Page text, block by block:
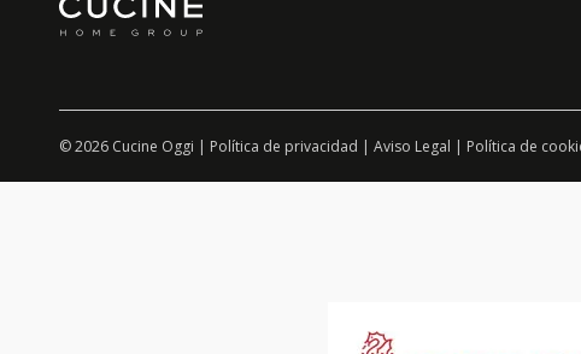
© 2026 Cucine Oggi | Política de privacidad | Aviso Legal | Política de